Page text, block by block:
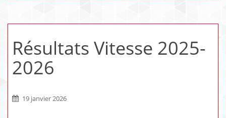
Résultats Vitesse 2025-
2026
19 janvier 2026